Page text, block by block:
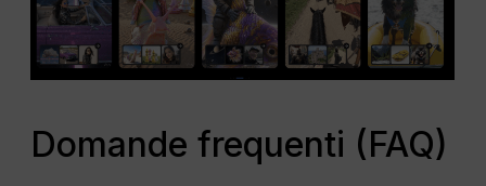
Domande frequenti (FAQ)